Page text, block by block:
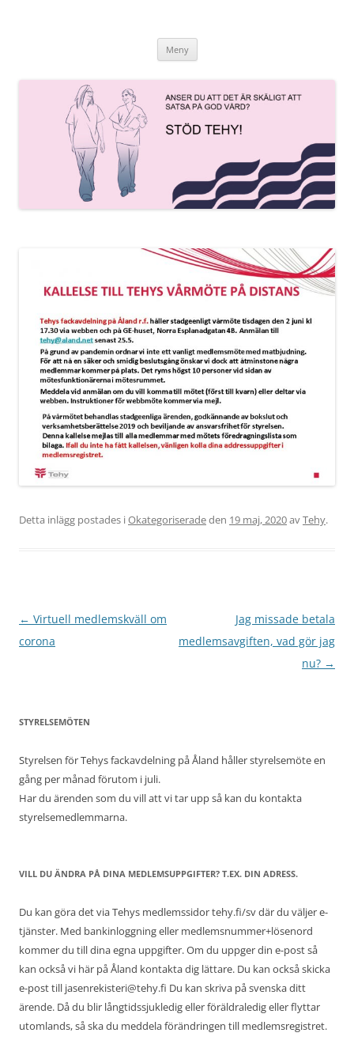
Meny
Detta inlägg postades iOkategoriseradeden 19 maj, 2020avTehy.
Inläggsnavigering
← Virtuell medlemskväll om
corona
Jag missade betala
medlemsavgiften, vad gör jag
nu? →
STYRELSEMÖTEN
Styrelsen för Tehys fackavdelning på Åland håller styrelsemöte en
gång per månad förutom i juli.
Har du ärenden som du vill att vi tar upp så kan du kontakta
styrelsemedlemmarna.
VILL DU ÄNDRA PÅ DINA MEDLEMSUPPGIFTER? T.EX. DIN ADRESS.
Du kan göra det via Tehys medlemssidor tehy.fi/sv där du väljer e-
tjänster. Med bankinloggning eller medlemsnummer+lösenord
kommer du till dina egna uppgifter. Om du uppger din e-post så
kan också vi här på Åland kontakta dig lättare. Du kan också skicka
e-post till jasenrekisteri@tehy.fi Du kan skriva på svenska ditt
ärende. Då du blir långtidssjukledig eller föräldraledig eller flyttar
utomlands, så ska du meddela förändringen till medlemsregistret.